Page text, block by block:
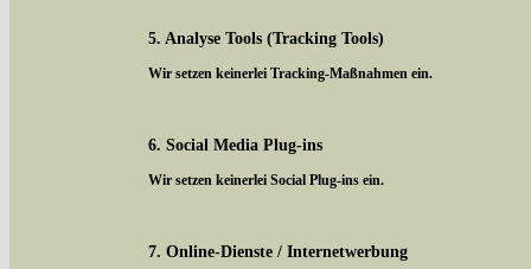
5. Analyse Tools (Tracking Tools)
Wir setzen keinerlei Tracking-Maßnahmen ein.
6. Social Media Plug-ins
Wir setzen keinerlei Social Plug-ins ein.
7. Online-Dienste / Internetwerbung